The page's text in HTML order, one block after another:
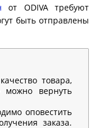
от ODIVA требуют
быть отправлены
товара,
можно вернуть
оповестить
заказа.